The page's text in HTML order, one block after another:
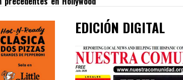
EDICIÓN DIGITAL